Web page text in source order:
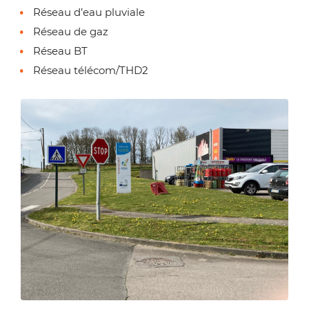
Réseau d’eau pluviale
Réseau de gaz
Réseau BT
Réseau télécom/THD2